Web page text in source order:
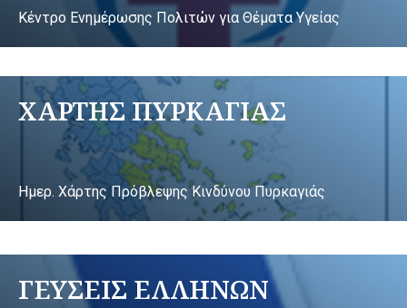
Κέντρο Ενημέρωσης Πολιτών για Θέματα Υγείας
ΧΑΡΤΗΣ ΠΥΡΚΑΓΙΑΣ
Ημερ. Χάρτης Πρόβλεψης Κινδύνου Πυρκαγιάς
ΓΕΥΣΕΙΣ ΕΛΛΗΝΩΝ